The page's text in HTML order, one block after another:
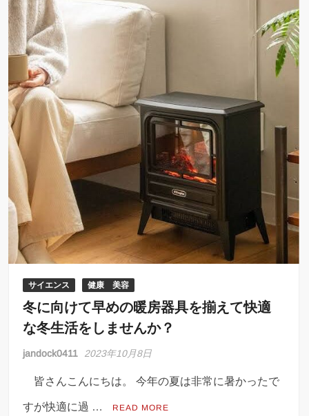
o
k
サイエンス 健康 美容
冬に向けて早めの暖房器具を揃えて快適
な冬生活をしませんか？
jandock0411 2023年10月8日
皆さんこんにちは。 今年の夏は非常に暑かったで
すが快適に過 … READ MORE